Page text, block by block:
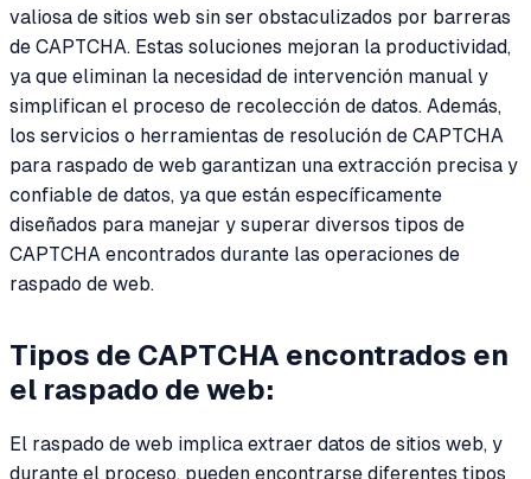
valiosa de sitios web sin ser obstaculizados por barreras
de CAPTCHA. Estas soluciones mejoran la productividad,
ya que eliminan la necesidad de intervención manual y
simplifican el proceso de recolección de datos. Además,
los servicios o herramientas de resolución de CAPTCHA
para raspado de web garantizan una extracción precisa y
confiable de datos, ya que están específicamente
diseñados para manejar y superar diversos tipos de
CAPTCHA encontrados durante las operaciones de
raspado de web.
Tipos de CAPTCHA encontrados en
el raspado de web:
El raspado de web implica extraer datos de sitios web, y
durante el proceso, pueden encontrarse diferentes tipos